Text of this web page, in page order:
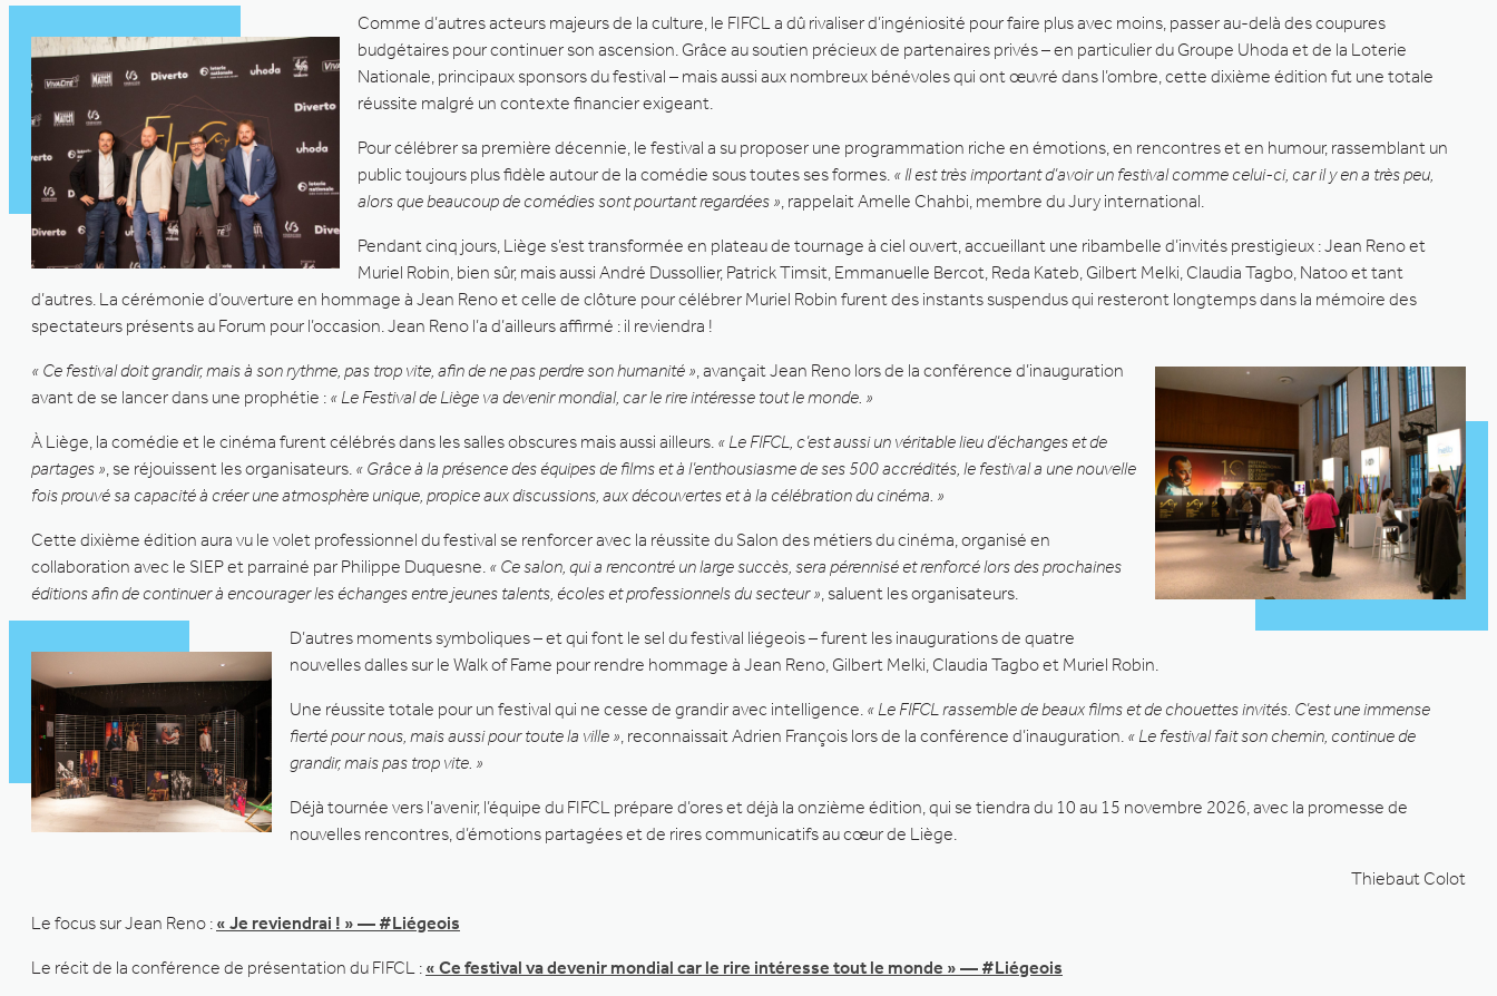
Comme d’autres acteurs majeurs de la culture, le FIFCL a dû rivaliser d’ingéniosité pour faire plus avec moins, passer au-delà des coupures
budgétaires pour continuer son ascension. Grâce au soutien précieux de partenaires privés – en particulier du Groupe Uhoda et de la Loterie
Nationale, principaux sponsors du festival – mais aussi aux nombreux bénévoles qui ont œuvré dans l’ombre, cette dixième édition fut une totale
réussite malgré un contexte financier exigeant.
Pour célébrer sa première décennie, le festival a su proposer une programmation riche en émotions, en rencontres et en humour, rassemblant un
public toujours plus fidèle autour de la comédie sous toutes ses formes. « Il est très important d’avoir un festival comme celui-ci, car il y en a très peu,
alors que beaucoup de comédies sont pourtant regardées », rappelait Amelle Chahbi, membre du Jury international.
Pendant cinq jours, Liège s’est transformée en plateau de tournage à ciel ouvert, accueillant une ribambelle d’invités prestigieux : Jean Reno et
Muriel Robin, bien sûr, mais aussi André Dussollier, Patrick Timsit, Emmanuelle Bercot, Reda Kateb, Gilbert Melki, Claudia Tagbo, Natoo et tant
d’autres. La cérémonie d’ouverture en hommage à Jean Reno et celle de clôture pour célébrer Muriel Robin furent des instants suspendus qui resteront longtemps dans la mémoire des
spectateurs présents au Forum pour l’occasion. Jean Reno l’a d’ailleurs affirmé : il reviendra !
« Ce festival doit grandir, mais à son rythme, pas trop vite, afin de ne pas perdre son humanité », avançait Jean Reno lors de la conférence d’inauguration
avant de se lancer dans une prophétie : « Le Festival de Liège va devenir mondial, car le rire intéresse tout le monde. »
À Liège, la comédie et le cinéma furent célébrés dans les salles obscures mais aussi ailleurs. « Le FIFCL, c’est aussi un véritable lieu d’échanges et de
partages », se réjouissent les organisateurs. « Grâce à la présence des équipes de films et à l’enthousiasme de ses 500 accrédités, le festival a une nouvelle
fois prouvé sa capacité à créer une atmosphère unique, propice aux discussions, aux découvertes et à la célébration du cinéma. »
Cette dixième édition aura vu le volet professionnel du festival se renforcer avec la réussite du Salon des métiers du cinéma, organisé en
collaboration avec le SIEP et parrainé par Philippe Duquesne. « Ce salon, qui a rencontré un large succès, sera pérennisé et renforcé lors des prochaines
éditions afin de continuer à encourager les échanges entre jeunes talents, écoles et professionnels du secteur », saluent les organisateurs.
D’autres moments symboliques – et qui font le sel du festival liégeois – furent les inaugurations de quatre
nouvelles dalles sur le Walk of Fame pour rendre hommage à Jean Reno, Gilbert Melki, Claudia Tagbo et Muriel Robin.
Une réussite totale pour un festival qui ne cesse de grandir avec intelligence. « Le FIFCL rassemble de beaux films et de chouettes invités. C’est une immense
fierté pour nous, mais aussi pour toute la ville », reconnaissait Adrien François lors de la conférence d’inauguration. « Le festival fait son chemin, continue de
grandir, mais pas trop vite. »
Déjà tournée vers l’avenir, l’équipe du FIFCL prépare d’ores et déjà la onzième édition, qui se tiendra du 10 au 15 novembre 2026, avec la promesse de
nouvelles rencontres, d’émotions partagées et de rires communicatifs au cœur de Liège.
Thiebaut Colot
Le focus sur Jean Reno : « Je reviendrai ! » — #Liégeois
Le récit de la conférence de présentation du FIFCL : « Ce festival va devenir mondial car le rire intéresse tout le monde » — #Liégeois